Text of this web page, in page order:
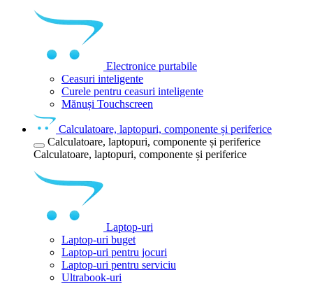
Electronice purtabile
Ceasuri inteligente
Curele pentru ceasuri inteligente
Mănuși Touchscreen
Calculatoare, laptopuri, componente și periferice
Calculatoare, laptopuri, componente și periferice
Calculatoare, laptopuri, componente și periferice
Laptop-uri
Laptop-uri buget
Laptop-uri pentru jocuri
Laptop-uri pentru serviciu
Ultrabook-uri